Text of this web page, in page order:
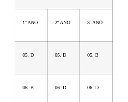
1º ANO 2º ANO 3º ANO
05. D 05. D 05. B
06. B 06. D 06. D